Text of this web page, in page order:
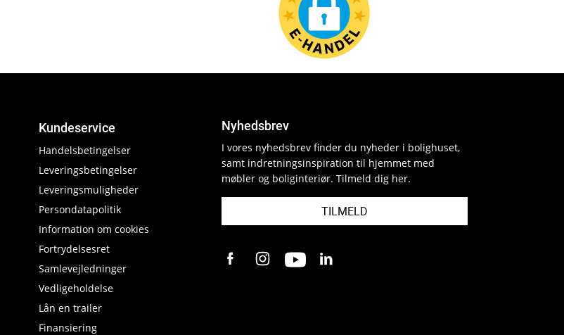
Kundeservice
Handelsbetingelser
Leveringsbetingelser
Leveringsmuligheder
Persondatapolitik
Information om cookies
Fortrydelsesret
Samlevejledninger
Vedligeholdelse
Lån en trailer
Finansiering
Nyhedsbrev
I vores nyhedsbrev finder du nyheder i bolighuset,
samt indretningsinspiration til hjemmet med
møbler og boliginteriør. Tilmeld dig her.
TILMELD